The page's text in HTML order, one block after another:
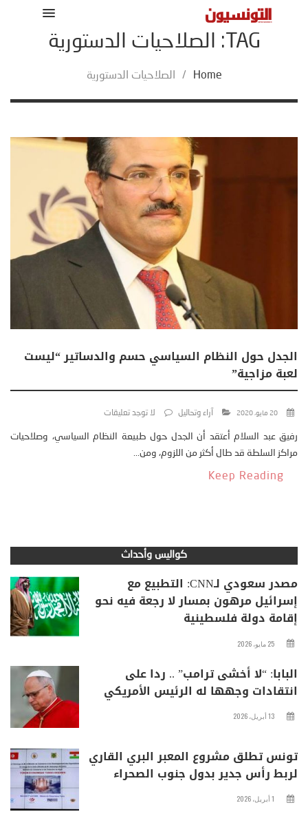
TAG: الصلاحيات الدستورية
Home
/ الصلاحيات الدستورية
الجدل حول النظام السياسي حسم والدساتير “ليست
لعبة مزاجية”
20 مايو، 2020 آراء وتحاليل لا توجد تعليقات
رفيق عبد السلام أعتقد أن الجدل حول طبيعة النظام السياسي، وصلاحيات
مراكز السلطة قد طال أكثر من اللزوم، ومن...
Keep Reading
كواليس وأحداث
مصدر سعودي لـCNN: التطبيع مع
إسرائيل مرهون بمسار لا رجعة فيه نحو
إقامة دولة فلسطينية
25 مايو، 2026
البابا: “لا أخشى ترامب” .. ردا على
انتقادات وجهها له الرئيس الأمريكي
13 أبريل، 2026
تونس تطلق مشروع المعبر البري القاري
لربط رأس جدير بدول جنوب الصحراء
1 أبريل، 2026